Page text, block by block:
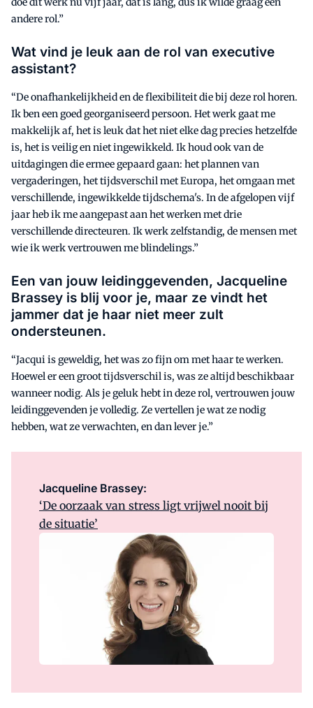
andere rol.”
Wat vind je leuk aan de rol van executive
assistant?
“De onafhankelijkheid en de flexibiliteit die bij deze rol horen.
Ik ben een goed georganiseerd persoon. Het werk gaat me
makkelijk af, het is leuk dat het niet elke dag precies hetzelfde
is, het is veilig en niet ingewikkeld. Ik houd ook van de
uitdagingen die ermee gepaard gaan: het plannen van
vergaderingen, het tijdsverschil met Europa, het omgaan met
verschillende, ingewikkelde tijdschema's. In de afgelopen vijf
jaar heb ik me aangepast aan het werken met drie
verschillende directeuren. Ik werk zelfstandig, de mensen met
wie ik werk vertrouwen me blindelings.”
Een van jouw leidinggevenden, Jacqueline
Brassey is blij voor je, maar ze vindt het
jammer dat je haar niet meer zult
ondersteunen.
“Jacqui is geweldig, het was zo fijn om met haar te werken.
Hoewel er een groot tijdsverschil is, was ze altijd beschikbaar
wanneer nodig. Als je geluk hebt in deze rol, vertrouwen jouw
leidinggevenden je volledig. Ze vertellen je wat ze nodig
hebben, wat ze verwachten, en dan lever je.”
Jacqueline Brassey:
‘De oorzaak van stress ligt vrijwel nooit bij
de situatie’